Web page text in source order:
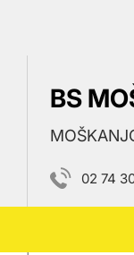
BS
02 74